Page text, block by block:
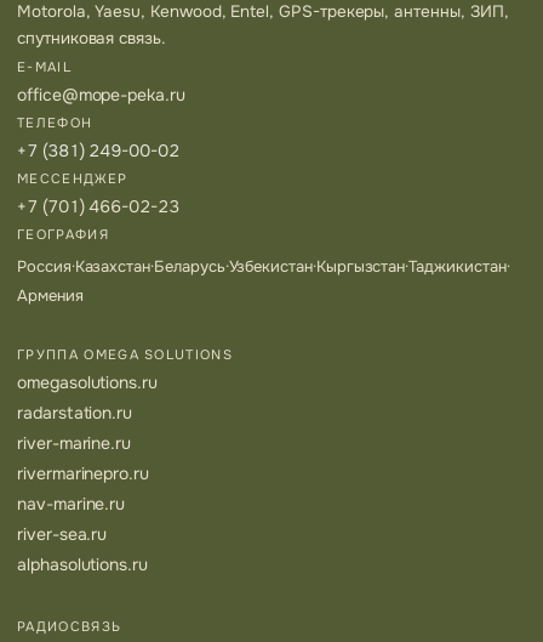
Motorola, Yaesu, Kenwood, Entel, GPS-трекеры, антенны, ЗИП,
спутниковая связь.
E-MAIL
office@mope-peka.ru
ТЕЛЕФОН
+7 (381) 249-00-02
МЕССЕНДЖЕР
+7 (701) 466-02-23
ГЕОГРАФИЯ
Россия·Казахстан·Беларусь·Узбекистан·Кыргызстан·Таджикистан·
Армения
ГРУППА OMEGA SOLUTIONS
omegasolutions.ru
radarstation.ru
river-marine.ru
rivermarinepro.ru
nav-marine.ru
river-sea.ru
alphasolutions.ru
РАДИОСВЯЗЬ